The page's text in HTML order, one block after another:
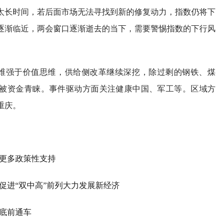
长时间，若后面市场无法寻找到新的修复动力，指数仍将下
渐临近，两会窗口逐渐逝去的当下，需要警惕指数的下行风
强于价值思维，供给侧改革继续深挖，除过剩的钢铁、煤
资金青睐。事件驱动方面关注健康中国、军工等。区域方
。
多政策性支持
进“双中高”前列 大力发展新经济
前通车